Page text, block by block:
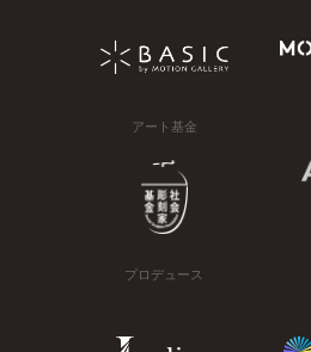
アート基金
プロデュース